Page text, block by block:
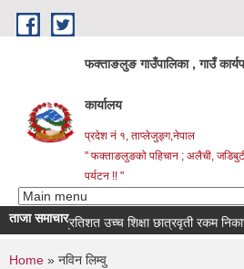
Skip to main content
फक्ताङलुङ गाउँपालिका , गाउँ
कार्यालय
प्रदेश नं १, ताप्लेजुङ्ग,नेपाल
" फक्ताङलुङको पहिचान ; अलैची,
पर्यटन !! "
ताजा समाचार
सत प्रतिशत उच्च शिक्षा छात्रवृती रकम निकासा
Home » नविन लिम्वु